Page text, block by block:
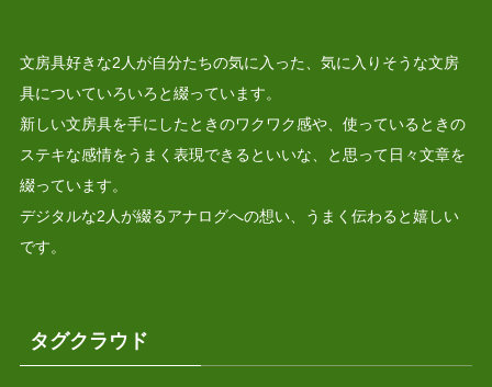
文房具好きな2人が自分たちの気に入った、気に入りそうな文房
具についていろいろと綴っています。
新しい文房具を手にしたときのワクワク感や、使っているときの
ステキな感情をうまく表現できるといいな、と思って日々文章を
綴っています。
デジタルな2人が綴るアナログへの想い、うまく伝わると嬉しい
です。
タグクラウド